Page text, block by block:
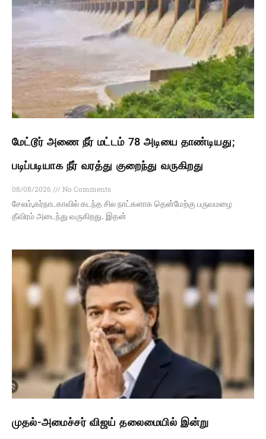
மேட்டூர் அணை நீர் மட்டம் 78 அடியை தாண்டியது;
படிப்படியாக நீர் வரத்து குறைந்து வருகிறது
08/08/2026
No Comments
சேலம்,கர்நாடகாவில் கடந்த சில நாட்களாக தென்மேற்கு பருவமழை
தீவிரம் அடைந்து வருகிறது. இதன்
முதல்-அமைச்சர் விஜய் தலைமையில் இன்று